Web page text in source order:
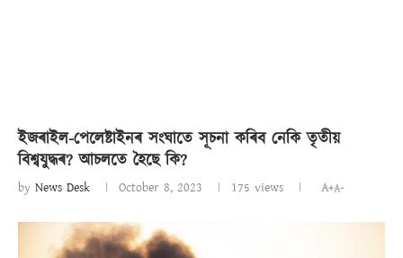
ইজৰাইল-পেলেষ্টাইনৰ সংঘাতে সূচনা কৰিব নেকি তৃতীয়
বিশ্বযুদ্ধৰ? আচলতে হৈছে কি?
by News Desk October 8, 2023 175 views A+A-